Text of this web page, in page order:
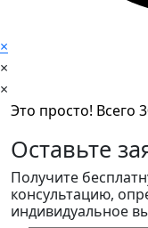
×
×
×
Это просто! Всего
Оставьте
Получите
консультацию,
индивидуальное